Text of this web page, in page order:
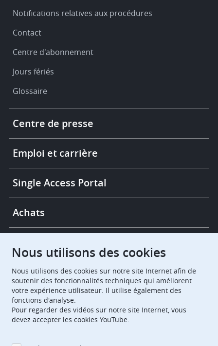
Notifications relatives aux procédures
Contact
Centre d'abonnement
Jours fériés
Glossaire
More
links
Centre de presse
Emploi et carrière
Single Access Portal
Achats
European Patent Office EPO Jobs
EuropeanPatentOffice
Nous utilisons des cookies
Nous utilisons des cookies sur notre site Internet afin de
soutenir des fonctionnalités techniques qui améliorent
votre expérience utilisateur. Il utilise également des
fonctions d'analyse.
Pour regarder des vidéos sur notre site Internet, vous
devez accepter les cookies YouTube.